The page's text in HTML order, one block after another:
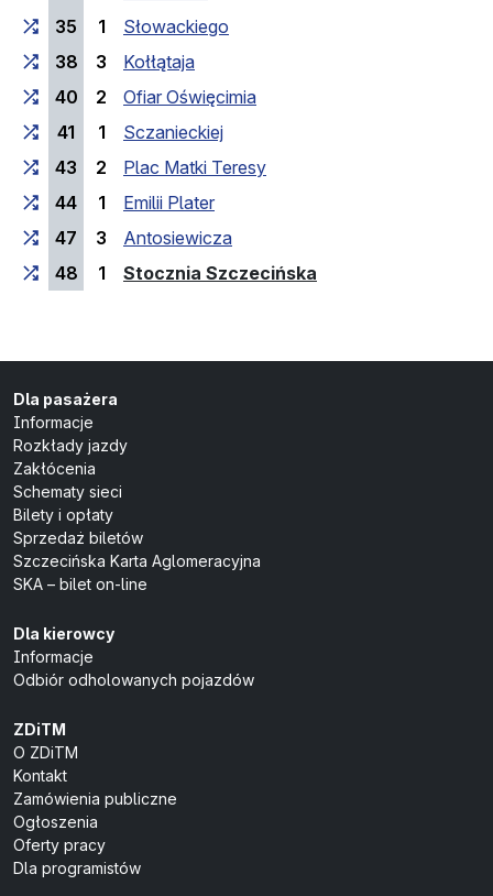
35
1
Słowackiego
38
3
Kołłątaja
40
2
Ofiar Oświęcimia
41
1
Sczanieckiej
43
2
Plac Matki Teresy
44
1
Emilii Plater
47
3
Antosiewicza
48
1 Stocznia Szczecińska
Dla pasażera
Informacje
Rozkłady jazdy
Zakłócenia
Schematy sieci
Bilety i opłaty
Sprzedaż biletów
Szczecińska Karta Aglomeracyjna
SKA – bilet on-line
Dla kierowcy
Informacje
Odbiór odholowanych pojazdów
ZDiTM
O ZDiTM
Kontakt
Zamówienia publiczne
Ogłoszenia
Oferty pracy
Dla programistów